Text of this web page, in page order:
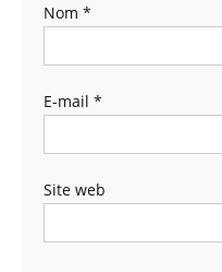
Nom *
E-mail *
Site web